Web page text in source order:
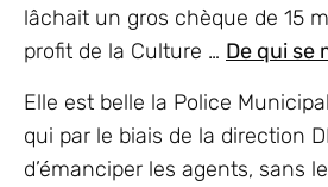
lâchait un gros chèque de 15
profit de la Culture … De qui se
Elle est belle la Police
qui par le biais de la direction
d’émanciper les agents, sans